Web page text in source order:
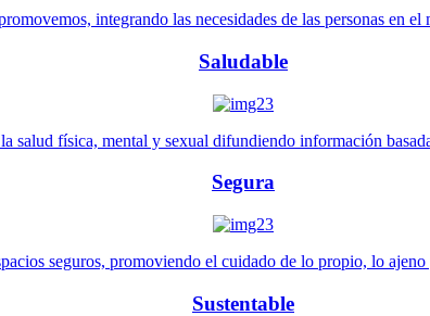
integrando las necesidades de las personas en
Saludable
salud física, mental y sexual difundiendo información
Segura
seguros, promoviendo el cuidado de lo propio, lo
Sustentable